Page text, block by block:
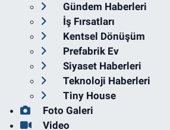
Gündem Haberleri
İş Fırsatları
Kentsel Dönüşüm
Prefabrik Ev
Siyaset Haberleri
Teknoloji Haberleri
Tiny House
Foto Galeri
Video